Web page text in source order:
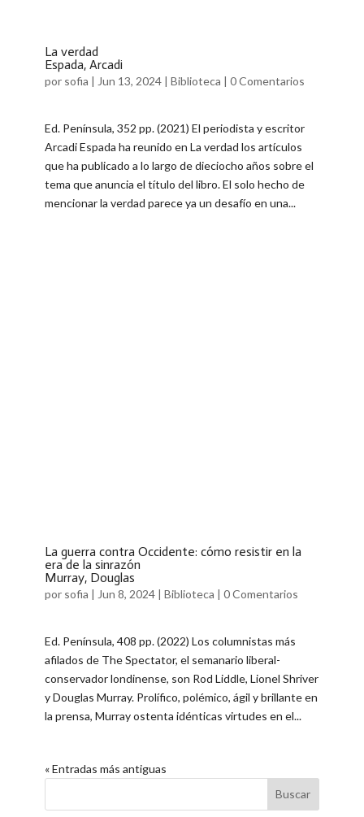
La verdad
Espada, Arcadi
por sofia | Jun 13, 2024| Biblioteca | 0 Comentarios
Ed. Península, 352 pp. (2021) El periodista y escritor
Arcadi Espada ha reunido en La verdad los artículos
que ha publicado a lo largo de dieciocho años sobre el
tema que anuncia el título del libro. El solo hecho de
mencionar la verdad parece ya un desafío en una...
La guerra contra Occidente: cómo resistir en la
era de la sinrazón
Murray, Douglas
por sofia | Jun 8, 2024| Biblioteca | 0 Comentarios
Ed. Península, 408 pp. (2022) Los columnistas más
afilados de The Spectator, el semanario liberal-
conservador londinense, son Rod Liddle, Lionel Shriver
y Douglas Murray. Prolífico, polémico, ágil y brillante en
la prensa, Murray ostenta idénticas virtudes en el...
« Entradas más antiguas